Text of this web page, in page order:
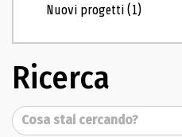
Nuovi progetti(1)
Ricerca
Cerca